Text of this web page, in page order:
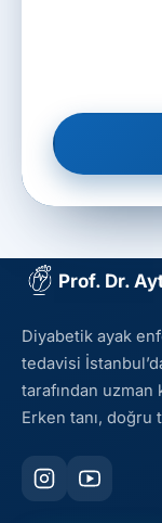
Prof. Dr.
Diyabetik ayak
tedavisi
tarafından uzman
Erken tanı, doğru